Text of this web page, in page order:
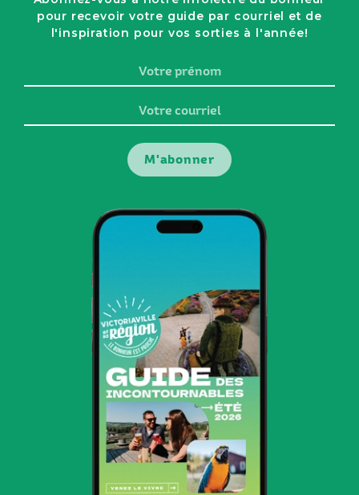
pour recevoir votre guide par courriel et de
l'inspiration pour vos sorties à l'année!
prénom
courriel